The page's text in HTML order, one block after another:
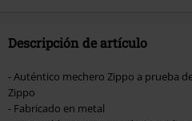
Descripción de artículo
- Auténtico mechero Zippo a prueba
Zippo
- Fabricado en metal